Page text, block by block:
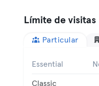
Límite de visitas
Particular
Essential
Classic